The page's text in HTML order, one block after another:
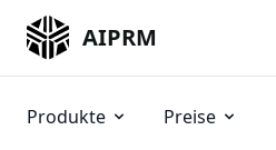
AIPRM
Produkte Preise